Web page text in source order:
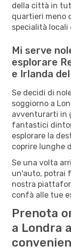
della città in
quartieri meno
specialità locali
Mi serve
esplorare
e Irlanda
Se decidi di
soggiorno a
avventurarti in
fantastici
esplorare la
coprire lunghe
Se una volta
un'auto, potrai
nostra
confà alle tue
Prenota
a Londra